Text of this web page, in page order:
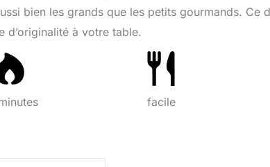
bien les grands que les petits gourmands. Ce
d’originalité à votre table.
facile